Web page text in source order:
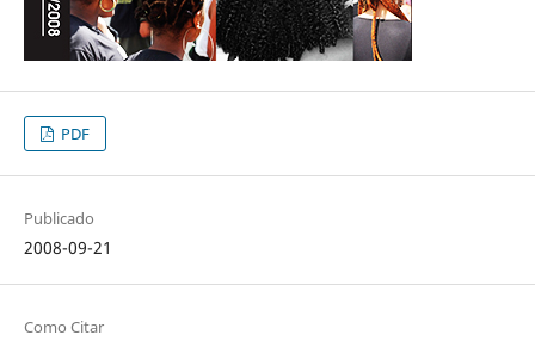
PDF
Publicado
2008-09-21
Como Citar